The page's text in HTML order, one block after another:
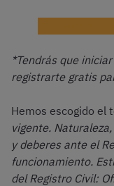
*Tendrás que
registrarte gratis
Hemos escogido el
vigente.
y deberes ante el
funcionamiento.
del Registro Civil: